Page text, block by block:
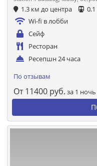
1.3 км до центра
Wi-fi в лобби
Сейф
Ресторан
Ресепшн 24 часа
По отзывам
От 11400 руб. за 1 ночь